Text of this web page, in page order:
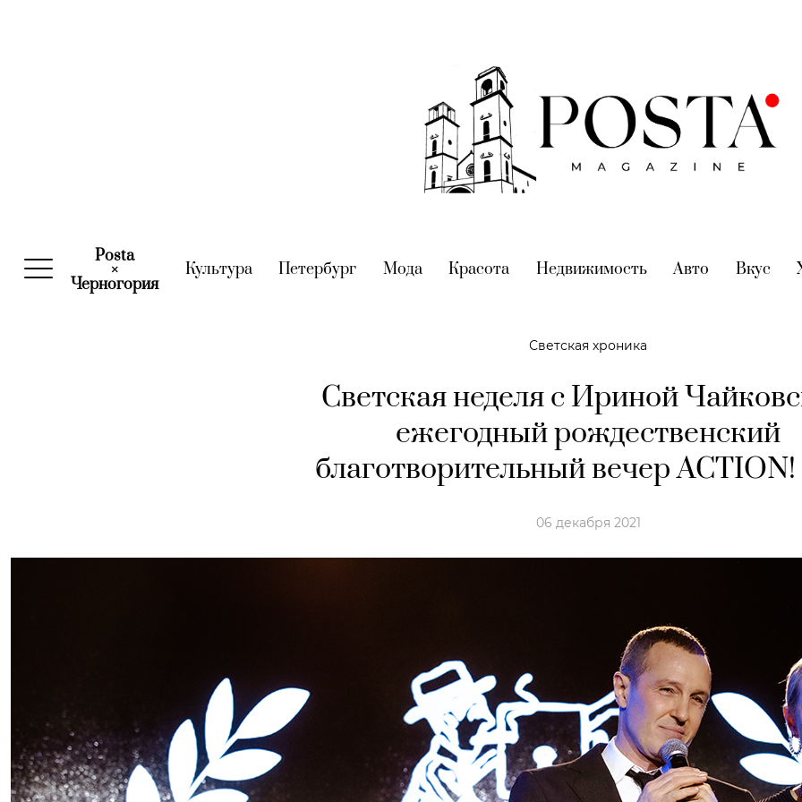
Posta
×
Черногория(current)
Культура(current)
Петербург (current)
Мода(current)
Красота (current)
Недвижимость(current)
Авто (current)
Вкус
Светская хроника
Светская неделя с Ириной
ежегодный рождественский
благотворительный вечер ACTION!
06 декабря 2021